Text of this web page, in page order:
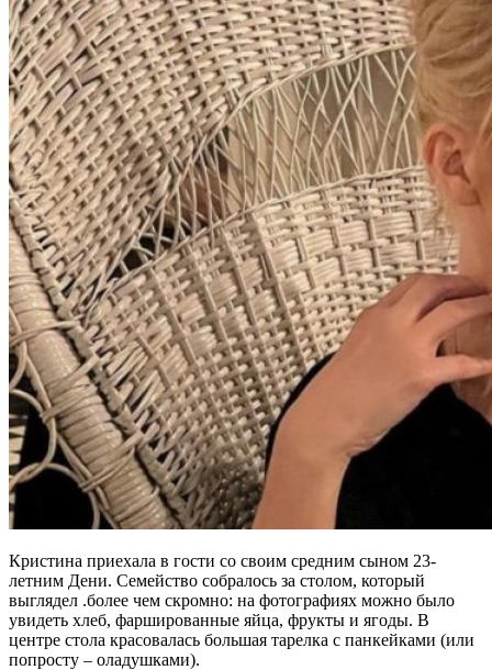
Кристина приехала в гости со своим средним сыном 23-
летним Дени. Семейство собралось за столом, который
выглядел .более чем скромно: на фотографиях можно было
увидеть хлеб, фаршированные яйца, фрукты и ягоды. В
центре стола красовалась большая тарелка с панкейками (или
попросту – оладушками).